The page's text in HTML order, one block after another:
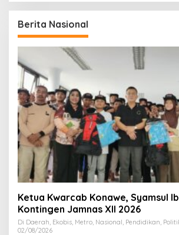
Berita Nasional
Ketua Kwarcab Konawe, Syamsul
Kontingen Jamnas XII 2026
Di Daerah, Ekobis, Metro, Nasional, Pendidikan,
02/08/2026